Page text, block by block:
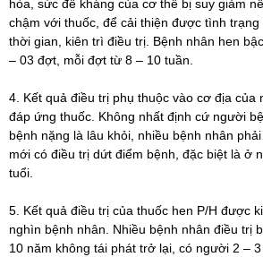
hòa, sức đề kháng của cơ thể bị suy giảm
chậm với thuốc, để cải thiện được tình trạng
thời gian, kiên trì điều trị. Bệnh nhân hen
– 03 đợt, mỗi đợt từ 8 – 10 tuần.
4. Kết quả điều trị phụ thuộc vào cơ địa của
đáp ứng thuốc. Không nhất định cứ người
bệnh nặng là lâu khỏi, nhiều bệnh nhân
mới có điều trị dứt điểm bệnh, đặc biệt là ở
tuổi.
5. Kết quả điều trị của thuốc hen P/H được
nghìn bệnh nhân. Nhiều bệnh nhân điều trị
10 năm không tái phát trở lại, có người 2 –